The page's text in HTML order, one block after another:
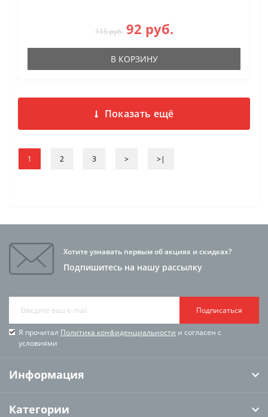
115 руб. 92 руб.
В КОРЗИНУ
Показать ещё
1 2 3 > >|
Хотите узнавать первым об акциях и скидках?
Подпишитесь на нашу рассылку
Подписаться
Я прочитал Политика конфиденциальности и согласен с
условиями
Информация
Категории